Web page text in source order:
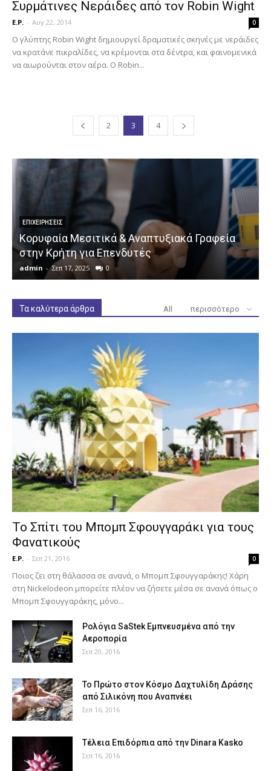
Συρμάτινες Νεράιδες από τον Robin Wight
E.P. - Αυγ 22, 2014 0
Ο γλύπτης Robin Wight δημιουργεί δραματικές σκηνές με νεράιδες
να κρατάνε πικραλίδες, να κρέμονται στα δέντρα, και φαινομενικά
να αιωρούνται στον αέρα. Ο Robin...
2 3 4
ΕΠΙΧΕΙΡΉΣΕΙΣ
Κορυφαία Μεσιτικά & Αναπτυξιακά Γραφεία
στην Κρήτη για Επενδυτές
admin - Σεπ 17, 2025 0
Τα καλύτερα άρθρα All περισσότερο
Το Σπίτι του Μπομπ Σφουγγαράκι για τους
Φανατικούς
E.P. - Σεπ 21, 2016 0
Ποιος ζει στη θάλασσα σε ανανά, ο Μπομπ Σφουγγαράκης! Χάρη
στη Nickelodeon μπορείτε πλέον να ζήσετε μέσα σε ανανά όπως ο
Μπομπ Σφουγγαράκης, μόνο...
Ρολόγια SaStek Εμπνευσμένα από την
Αεροπορία
Σεπ 20, 2016
Το Πρώτο στον Κόσμο Δαχτυλίδη Δράσης
από Σιλικόνη που Αναπνέει
Σεπ 16, 2016
Τέλεια Επιδόρπια από την Dinara Kasko
Σεπ 16, 2016